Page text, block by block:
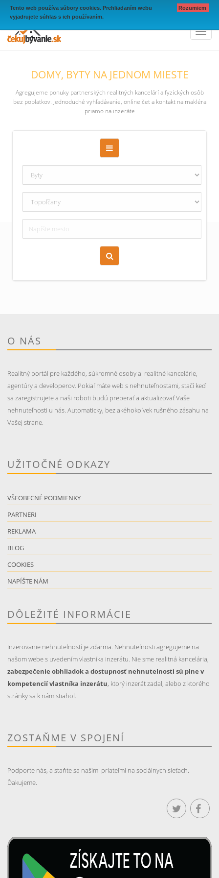
Tento web používa súbory cookies. Prehliadaním webu
vyjadrujete súhlas s ich používaním.
Rozumiem
DOMY, BYTY NA JEDNOM MIESTE
Agregujeme ponuky partnerských realitných kancelárí a fyzických osôb
bez poplatkov. Jednoduché vyhľadávanie, online čet a kontakt na makléra
priamo na inzeráte
Zoraď podľa času pridania
O NÁS
Realitný portál pre každého, súkromné osoby aj realitné kancelárie,
agentúry a developerov. Pokiaľ máte web s nehnuteľnostami, stačí keď
sa zaregistrujete a naši roboti budú preberať a aktualizovať Vaše
nehnuteľnosti u nás. Automaticky, bez akéhokoľvek rušného zásahu na
Vašej strane.
UŽITOČNÉ ODKAZY
VŠEOBECNÉ PODMIENKY
PARTNERI
REKLAMA
BLOG
COOKIES
NAPÍŠTE NÁM
DÔLEŽITÉ INFORMÁCIE
Inzerovanie nehnutelností je zdarma. Nehnuteľnosti agregujeme na
našom webe s uvedením vlastníka inzerátu. Nie sme realitná kancelária,
zabezpečenie obhliadok a dostupnosť nehnutelnosti sú plne v
kompetencií vlastníka inzerátu, ktorý inzerát zadal, alebo z ktorého
stránky sa k nám stiahol.
ZOSTAŇME V SPOJENÍ
Podporte nás, a staňte sa našími priateľmi na sociálnych sieťach.
Ďakujeme.